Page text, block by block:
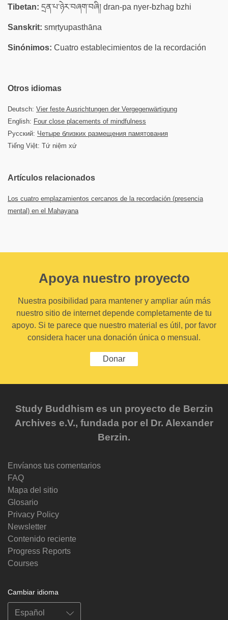
Tibetan: དྲན་པ་ཉེར་བཞག་བཞི། dran-pa nyer-bzhag bzhi
Sanskrit: smṛtyupasthāna
Sinónimos: Cuatro establecimientos de la recordación
Otros idiomas
Deutsch: Vier feste Ausrichtungen der Vergegenwärtigung
English: Four close placements of mindfulness
Русский: Четыре близких размещения памятования
Tiếng Việt: Tứ niệm xứ
Artículos relacionados
Los cuatro emplazamientos cercanos de la recordación (presencia
mental) en el Mahayana
Apoya nuestro proyecto
Nuestra posibilidad para mantener y ampliar aún más
nuestro sitio de internet depende completamente de tu
apoyo. Si te parece que nuestro material es útil, por favor
considera hacer una donación única o mensual.
Donar
Study Buddhism es un proyecto de Berzin
Archives e.V., fundada por el Dr. Alexander
Berzin.
Envíanos tus comentarios
FAQ
Mapa del sitio
Glosario
Privacy Policy
Newsletter
Contenido reciente
Progress Reports
Courses
Cambiar idioma